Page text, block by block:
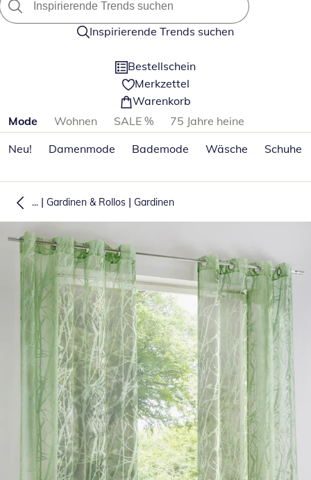
Inspirierende Trends suchen
Bestellschein
Merkzettel
Warenkorb
Produktkategorien überspringen
Mode Wohnen SALE %
75 Jahre heine
Neu!
Damenmode Bademode Wäsche Schuhe
... | Gardinen & Rollos | Gardinen